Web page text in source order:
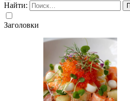
Найти:
Заголовки